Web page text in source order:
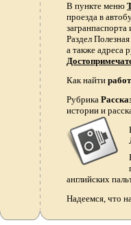
В пункте меню
проезда в
загранпаспорта
Раздел
а также адреса
Как найти
Рубрика
истории и
английских
Надеемся, что